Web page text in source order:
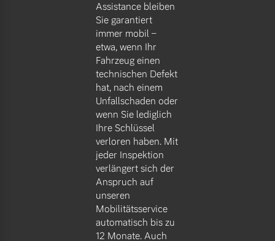
Assistance bleiben
Sie garantiert
immer mobil –
etwa, wenn Ihr
Fahrzeug einen
technischen Defekt
hat, nach einem
Unfallschaden oder
wenn Sie lediglich
Ihre Schlüssel
verloren haben. Mit
jeder Inspektion
verlängert sich der
Anspruch auf
unseren
Mobilitätsservice
automatisch bis zu
12 Monate. Auch